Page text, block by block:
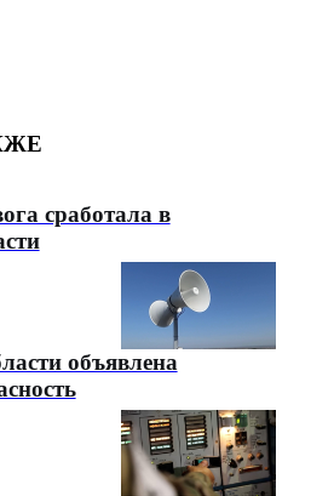
сработала в
объявлена